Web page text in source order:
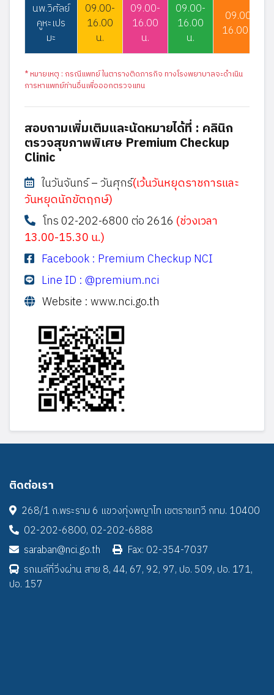
นพ.วิศัลย์
คูหะเปร
มะ
09.00-
16.00
น.
09.00-
16.00
น.
09.00-
16.00
น.
09.00-
16.00 น.
* หมายเหตุ : กรณีแพทย์ในตารางติดภารกิจ ทางโรงพยาบาลจะดำเนิน
การหาแพทย์ท่านอื่นเพื่อออกตรวจแทน
สอบถามเพิ่มเติมและนัดหมายได้ที่ : คลินิก
ตรวจสุขภาพพิเศษ Premium Checkup
Clinic
ในวันจันทร์ – วันศุกร์(เว้นวันหยุดราชการและ
วันหยุดนักขัตฤกษ์)
โทร 02-202-6800 ต่อ 2616 (ช่วงเวลา
13.00-15.30 น.)
Facebook : Premium Checkup NCI
Line ID : @premium.nci
Website : www.nci.go.th
ติดต่อเรา
268/1 ถ.พระราม 6 แขวงทุ่งพญาไท เขตราชเทวี กทม. 10400
02-202-6800, 02-202-6888
saraban@nci.go.th
Fax: 02-354-7037
รถเมล์ที่วิ่งผ่าน สาย 8, 44, 67, 92, 97, ปอ. 509, ปอ. 171,
ปอ. 157